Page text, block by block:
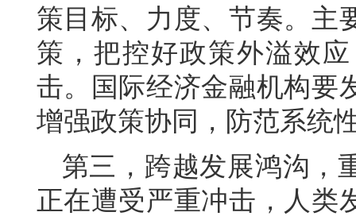
策目标、力度、节奏。主
策，把控好政策外溢效
击。国际经济金融机构要
增强政策协同，防范系统
第三，跨越发展鸿沟，
正在遭受严重冲击，人类